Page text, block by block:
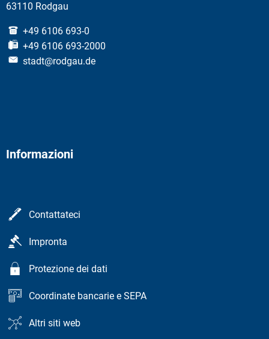
63110 Rodgau
+49 6106 693-0
+49 6106 693-2000
stadt@rodgau.de
Informazioni
Contattateci
Impronta
Protezione dei dati
Coordinate bancarie e SEPA
Altri siti web